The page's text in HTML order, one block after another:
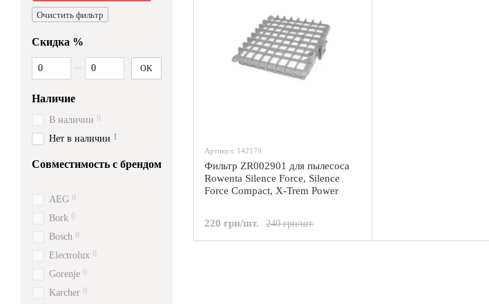
Артикул: 142179
Фильтр ZR002901 для пылесоса
Rowenta Silence Force, Silence
Force Compact, X-Trem Power
240 грн/шт.
220 грн/шт.
Очистить фильтр
Скидка %
От Скидка %
До Скидка %
OK
Наличие
В наличии 0
Нет в наличии 1
Совместимость с брендом
AEG 0
Bork 0
Bosch 0
Electrolux 0
Gorenje 0
Karcher 0